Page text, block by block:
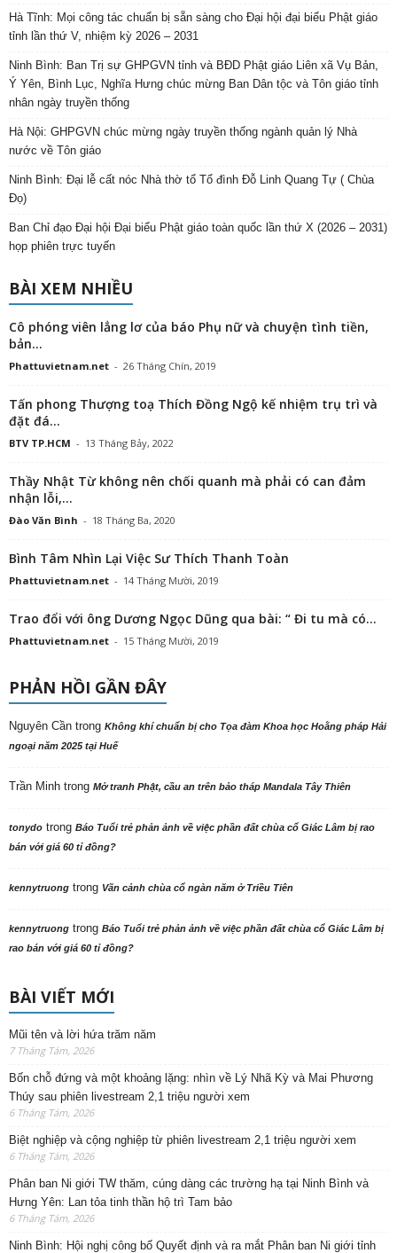
Hà Tĩnh: Mọi công tác chuẩn bị sẵn sàng cho Đại hội đại biểu Phật giáo
tỉnh lần thứ V, nhiệm kỳ 2026 – 2031
Ninh Bình: Ban Trị sự GHPGVN tỉnh và BĐD Phật giáo Liên xã Vụ Bản,
Ý Yên, Bình Lục, Nghĩa Hưng chúc mừng Ban Dân tộc và Tôn giáo tỉnh
nhân ngày truyền thống
Hà Nội: GHPGVN chúc mừng ngày truyền thống ngành quản lý Nhà
nước về Tôn giáo
Ninh Bình: Đại lễ cất nóc Nhà thờ tổ Tổ đình Đỗ Linh Quang Tự ( Chùa
Đọ)
Ban Chỉ đạo Đại hội Đại biểu Phật giáo toàn quốc lần thứ X (2026 – 2031)
họp phiên trực tuyến
BÀI XEM NHIỀU
Cô phóng viên lẳng lơ của báo Phụ nữ và chuyện tình tiền,
bản...
Phattuvietnam.net - 26 Tháng Chín, 2019
Tấn phong Thượng toạ Thích Đồng Ngộ kế nhiệm trụ trì và
đặt đá...
BTV TP.HCM - 13 Tháng Bảy, 2022
Thầy Nhật Từ không nên chối quanh mà phải có can đảm
nhận lỗi,...
Đào Văn Bình - 18 Tháng Ba, 2020
Bình Tâm Nhìn Lại Việc Sư Thích Thanh Toàn
Phattuvietnam.net - 14 Tháng Mười, 2019
Trao đổi với ông Dương Ngọc Dũng qua bài: “ Đi tu mà có...
Phattuvietnam.net - 15 Tháng Mười, 2019
PHẢN HỒI GẦN ĐÂY
Nguyên Cần trong Không khí chuẩn bị cho Tọa đàm Khoa học Hoằng pháp Hải
ngoại năm 2025 tại Huế
Trần Minh trong Mở tranh Phật, cầu an trên bảo tháp Mandala Tây Thiên
tonydo trong Báo Tuổi trẻ phản ảnh về việc phần đất chùa cổ Giác Lâm bị rao
bán với giá 60 tỉ đồng?
kennytruong trong Vãn cảnh chùa cổ ngàn năm ở Triều Tiên
kennytruong trong Báo Tuổi trẻ phản ảnh về việc phần đất chùa cổ Giác Lâm bị
rao bán với giá 60 tỉ đồng?
BÀI VIẾT MỚI
Mũi tên và lời hứa trăm năm
7 Tháng Tám, 2026
Bốn chỗ đứng và một khoảng lặng: nhìn về Lý Nhã Kỳ và Mai Phương
Thúy sau phiên livestream 2,1 triệu người xem
6 Tháng Tám, 2026
Biệt nghiệp và cộng nghiệp từ phiên livestream 2,1 triệu người xem
6 Tháng Tám, 2026
Phân ban Ni giới TW thăm, cúng dàng các trường hạ tại Ninh Bình và
Hưng Yên: Lan tỏa tinh thần hộ trì Tam bảo
6 Tháng Tám, 2026
Ninh Bình: Hội nghị công bố Quyết định và ra mắt Phân ban Ni giới tỉnh